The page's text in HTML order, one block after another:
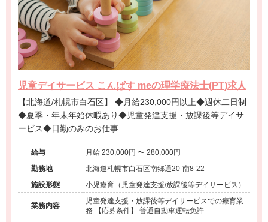
児童デイサービス こんぱす meの理学療法士(PT)求人
【北海道/札幌市白石区】 ◆月給230,000円以上◆週休二日制
◆夏季・年末年始休暇あり◆児童発達支援・放課後等デイサ
ービス◆日勤のみのお仕事
給与
月給 230,000円 〜 280,000円
勤務地
北海道札幌市白石区南郷通20-南8-22
施設形態
小児療育（児童発達支援/放課後等デイサービス）
業務内容
児童発達支援・放課後等デイサービスでの療育業
務 【応募条件】 普通自動車運転免許